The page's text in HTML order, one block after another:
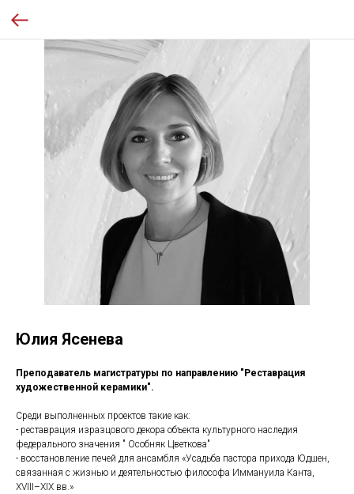
Юлия Ясенева
Преподаватель магистратуры по направлению "Реставрация
художественной керамики".
Среди выполненных проектов такие как:
- реставрация изразцового декора объекта культурного наследия
федерального значения " Особняк Цветкова"
- восстановление печей для ансамбля «Усадьба пастора прихода Юдшен,
связанная с жизнью и деятельностью философа Иммануила Канта,
XVIII–XIX вв.»